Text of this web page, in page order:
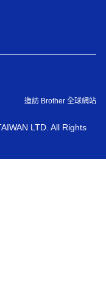
造訪 Brother 全球網站
LTD. All Rights